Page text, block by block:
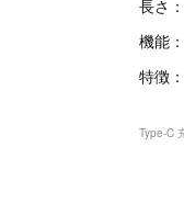
長さ
機能
特徴
Type-C